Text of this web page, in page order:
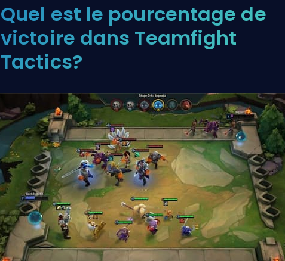
Quel est le pourcentage de
victoire dans Teamfight
Tactics?